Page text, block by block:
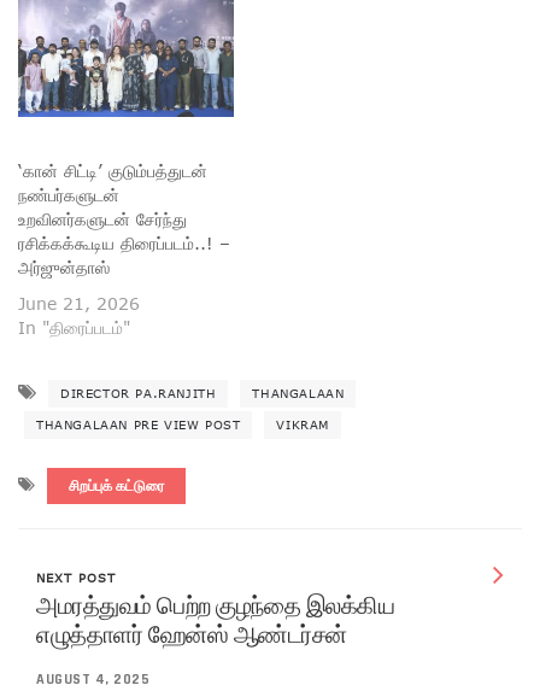
‘கான் சிட்டி’ குடும்பத்துடன்
நண்பர்களுடன்
உறவினர்களுடன் சேர்ந்து
ரசிக்கக்கூடிய திரைப்படம்..! –
அர்ஜுன்தாஸ்
June 21, 2026
In "திரைப்படம்"
DIRECTOR PA.RANJITH THANGALAAN
THANGALAAN PRE VIEW POST VIKRAM
சிறப்புக் கட்டுரை
NEXT POST
அமரத்துவம் பெற்ற குழந்தை இலக்கிய
எழுத்தாளர் ஹேன்ஸ் ஆண்டர்சன்
AUGUST 4, 2025